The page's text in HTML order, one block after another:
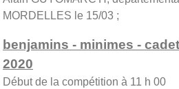
MORDELLES le 15/03 ;
benjamins - minimes -
2020
Début de la compétition à 11 h 00